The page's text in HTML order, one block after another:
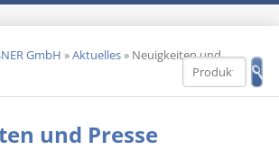
GmbH »Aktuelles» Neuigkeiten und
und Presse